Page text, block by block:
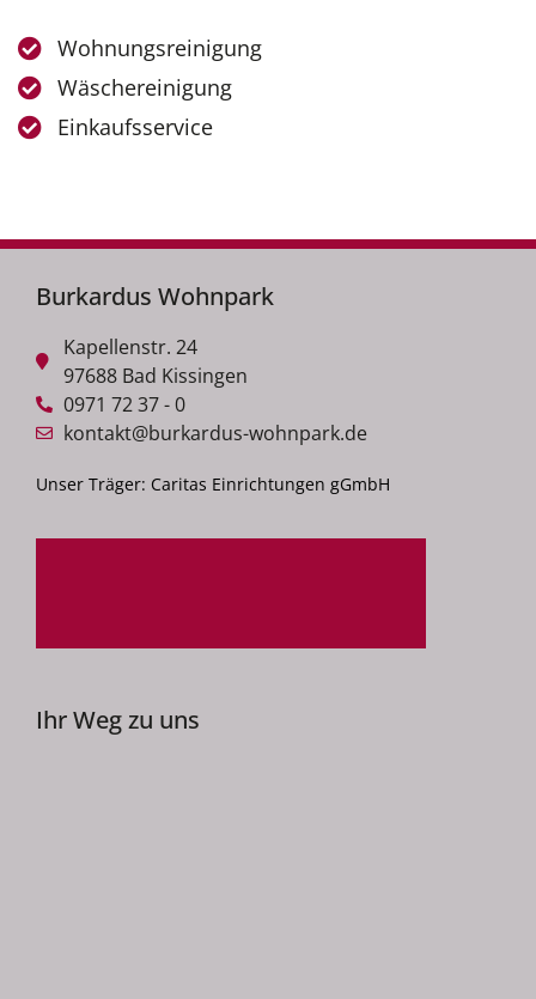
Wohnungsreinigung
Wäschereinigung
Einkaufsservice
Burkardus Wohnpark
Kapellenstr. 24
97688 Bad Kissingen
0971 72 37 - 0
kontakt@burkardus-wohnpark.de
Unser Träger: Caritas Einrichtungen gGmbH
Ihr Weg zu uns